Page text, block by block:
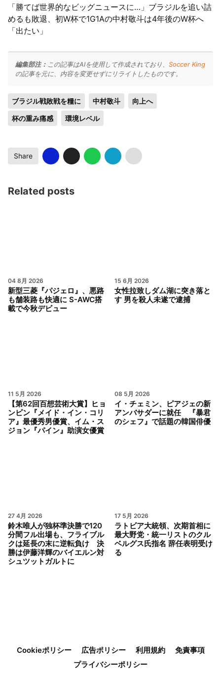
「勝てば世界的なビッグニュースに…」ブラジルを追い詰
めるも敗退、初W杯で1G1Aの中村敬斗は4年後のW杯へ
「出たい」
編集部注： この記事はAIを使用して作成されており、 Soccer King
の記事を元に、内容を変更せずにリライトしたものです。
ブラジル戦敗戦を糧に 中村敬斗 向上へ
杯の重み痛感 環境レベル
Share
Related posts
04 8月 2026
新型三菱『パジェロ』、悪路
も舗装路も快適に S-AWC搭
載で今秋デビュー
15 6月 2026
女性拉致しダム湖に突き落と
す 男を殺人未遂で逮捕
11 5月 2026
【第62回百想芸術大賞】ヒョ
ンビン『メイド・イン・コリ
ア』最優秀男優賞、イム・ス
ジョン『パイン』助演女優賞
08 5月 2026
イ・チェミン、ピアジェの新
アンバサダーに就任 『暴君
のシェフ』で話題の韓国俳優
27 4月 2026
鈴木唯人が独杯準決勝で120
分間フル出場も、フライブル
クは延長の末に逆転負け 決
勝は伊藤洋輝のバイエルン対
シュツットガルトに
17 5月 2026
ラトビア大統領、次期首相に
最大野党・統一リストのクル
ベルグス氏指名 辞任表明受け
る
Cookieポリシー 広告ポリシー 利用規約
免責事項
プライバシーポリシー